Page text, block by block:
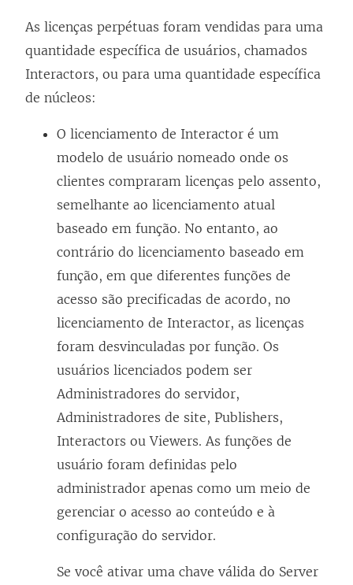
a
)
As licenças perpétuas foram vendidas para uma
quantidade específica de usuários, chamados
Interactors, ou para uma quantidade específica
de núcleos:
O licenciamento de Interactor é um
modelo de usuário nomeado onde os
clientes compraram licenças pelo assento,
semelhante ao licenciamento atual
baseado em função. No entanto, ao
contrário do licenciamento baseado em
função, em que diferentes funções de
acesso são precificadas de acordo, no
licenciamento de Interactor, as licenças
foram desvinculadas por função. Os
usuários licenciados podem ser
Administradores do servidor,
Administradores de site, Publishers,
Interactors ou Viewers. As funções de
usuário foram definidas pelo
administrador apenas como um meio de
gerenciar o acesso ao conteúdo e à
configuração do servidor.
Se você ativar uma chave válida do Server